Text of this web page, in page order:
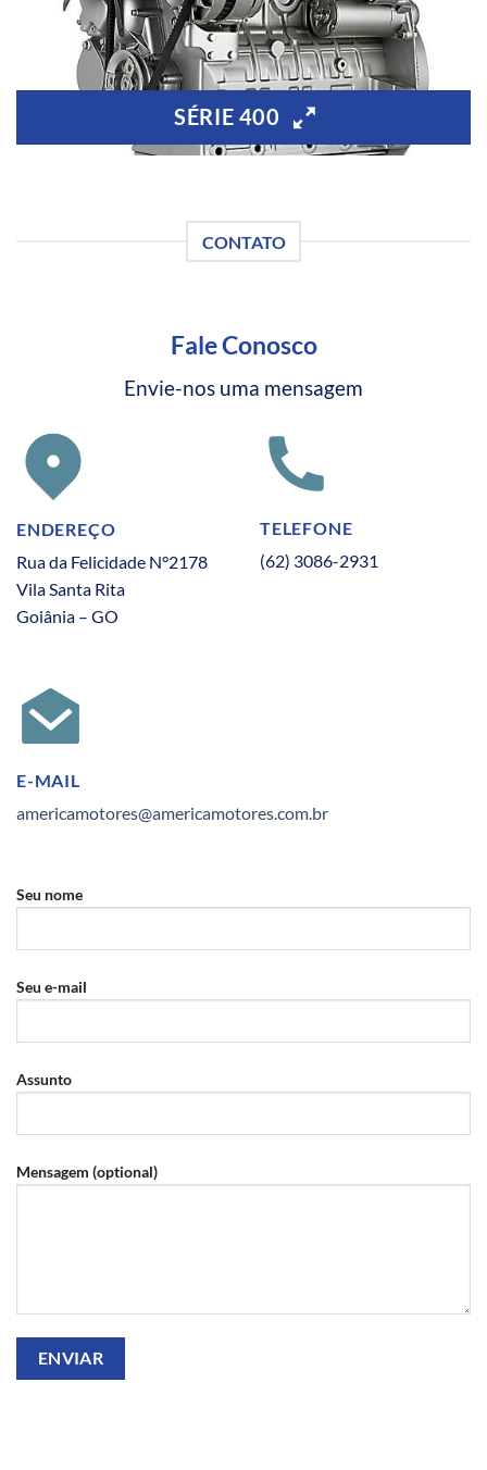
SÉRIE 400
CONTATO
Fale Conosco
Envie-nos uma mensagem
ENDEREÇO
Rua da Felicidade N°2178
Vila Santa Rita
Goiânia – GO
TELEFONE
(62) 3086-2931
E-MAIL
americamotores@americamotores.com.br
Seu nome
Seu e-mail
Assunto
Mensagem (optional)